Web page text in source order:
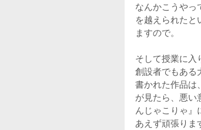
なんかこうやっ
を越えられたと
ますので。
そして授業に入
創設者でもある
書かれた作品は
が見たら、悪い
んじゃこりゃ』
あえず頑張りま